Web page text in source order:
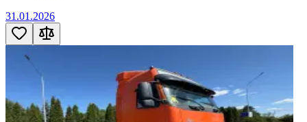
31.01.2026